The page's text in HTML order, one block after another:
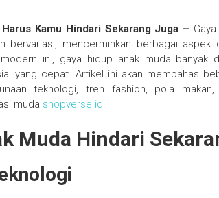
Kamu Hindari Sekarang Juga –
bervariasi, mencerminkan berbagai aspek
ini, gaya hidup anak muda banyak
yang cepat. Artikel ini akan membahas
teknologi, tren fashion, pola
muda shopverse.id
Muda Hindari